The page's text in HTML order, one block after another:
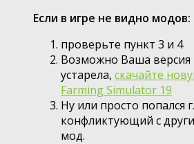
Если в игре не видно модов:
проверьте пункт 3 и 4
Возможно Ваша версия
устарела, скачайте
Farming Simulator 19
Ну или просто попался
конфликтующий с
мод.